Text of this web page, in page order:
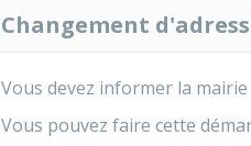
Changement
Vous devez informer la
Vous pouvez faire cette